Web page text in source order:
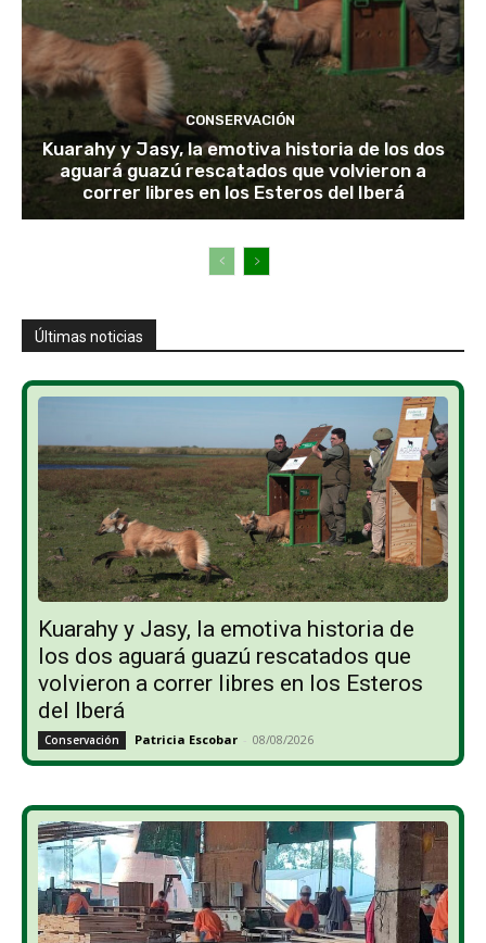
CONSERVACIÓN
Kuarahy y Jasy, la emotiva historia de los dos
aguará guazú rescatados que volvieron a
correr libres en los Esteros del Iberá
Últimas noticias
Kuarahy y Jasy, la emotiva historia de
los dos aguará guazú rescatados que
volvieron a correr libres en los Esteros
del Iberá
Conservación Patricia Escobar - 08/08/2026